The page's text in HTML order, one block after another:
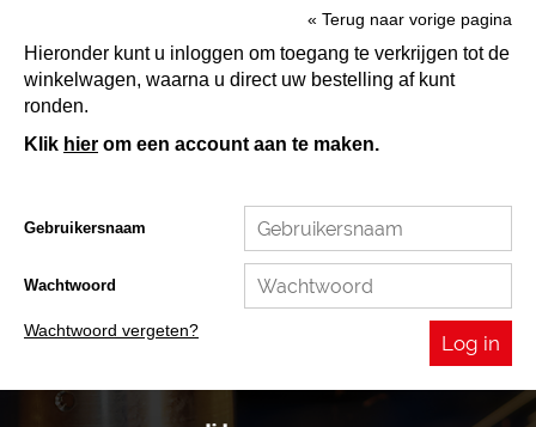
« Terug naar vorige pagina
Hieronder kunt u inloggen om toegang te verkrijgen tot de
winkelwagen, waarna u direct uw bestelling af kunt
ronden.
Klik hier om een account aan te maken.
Gebruikersnaam
Wachtwoord
Wachtwoord vergeten?